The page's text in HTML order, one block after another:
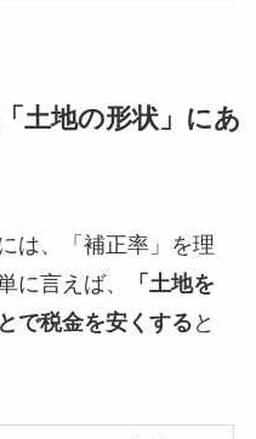
土地の形状」にあ
は、「補正率」を理
に言えば、
「土地を
で税金を安くする と